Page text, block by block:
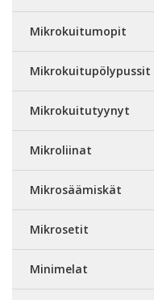
Mikrokuitumopit
Mikrokuitupölypussit
Mikrokuitutyynyt
Mikroliinat
Mikrosäämiskät
Mikrosetit
Minimelat